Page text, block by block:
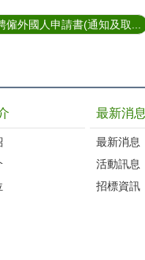
僱外國人申請書(通知及取...
最新消息
最新消息
活動訊息
招標資訊